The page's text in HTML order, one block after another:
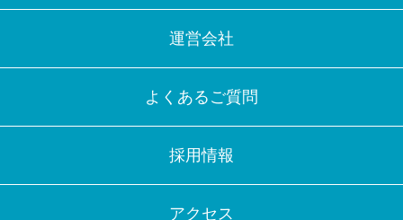
運営会社
よくあるご質問
採用情報
アクセス